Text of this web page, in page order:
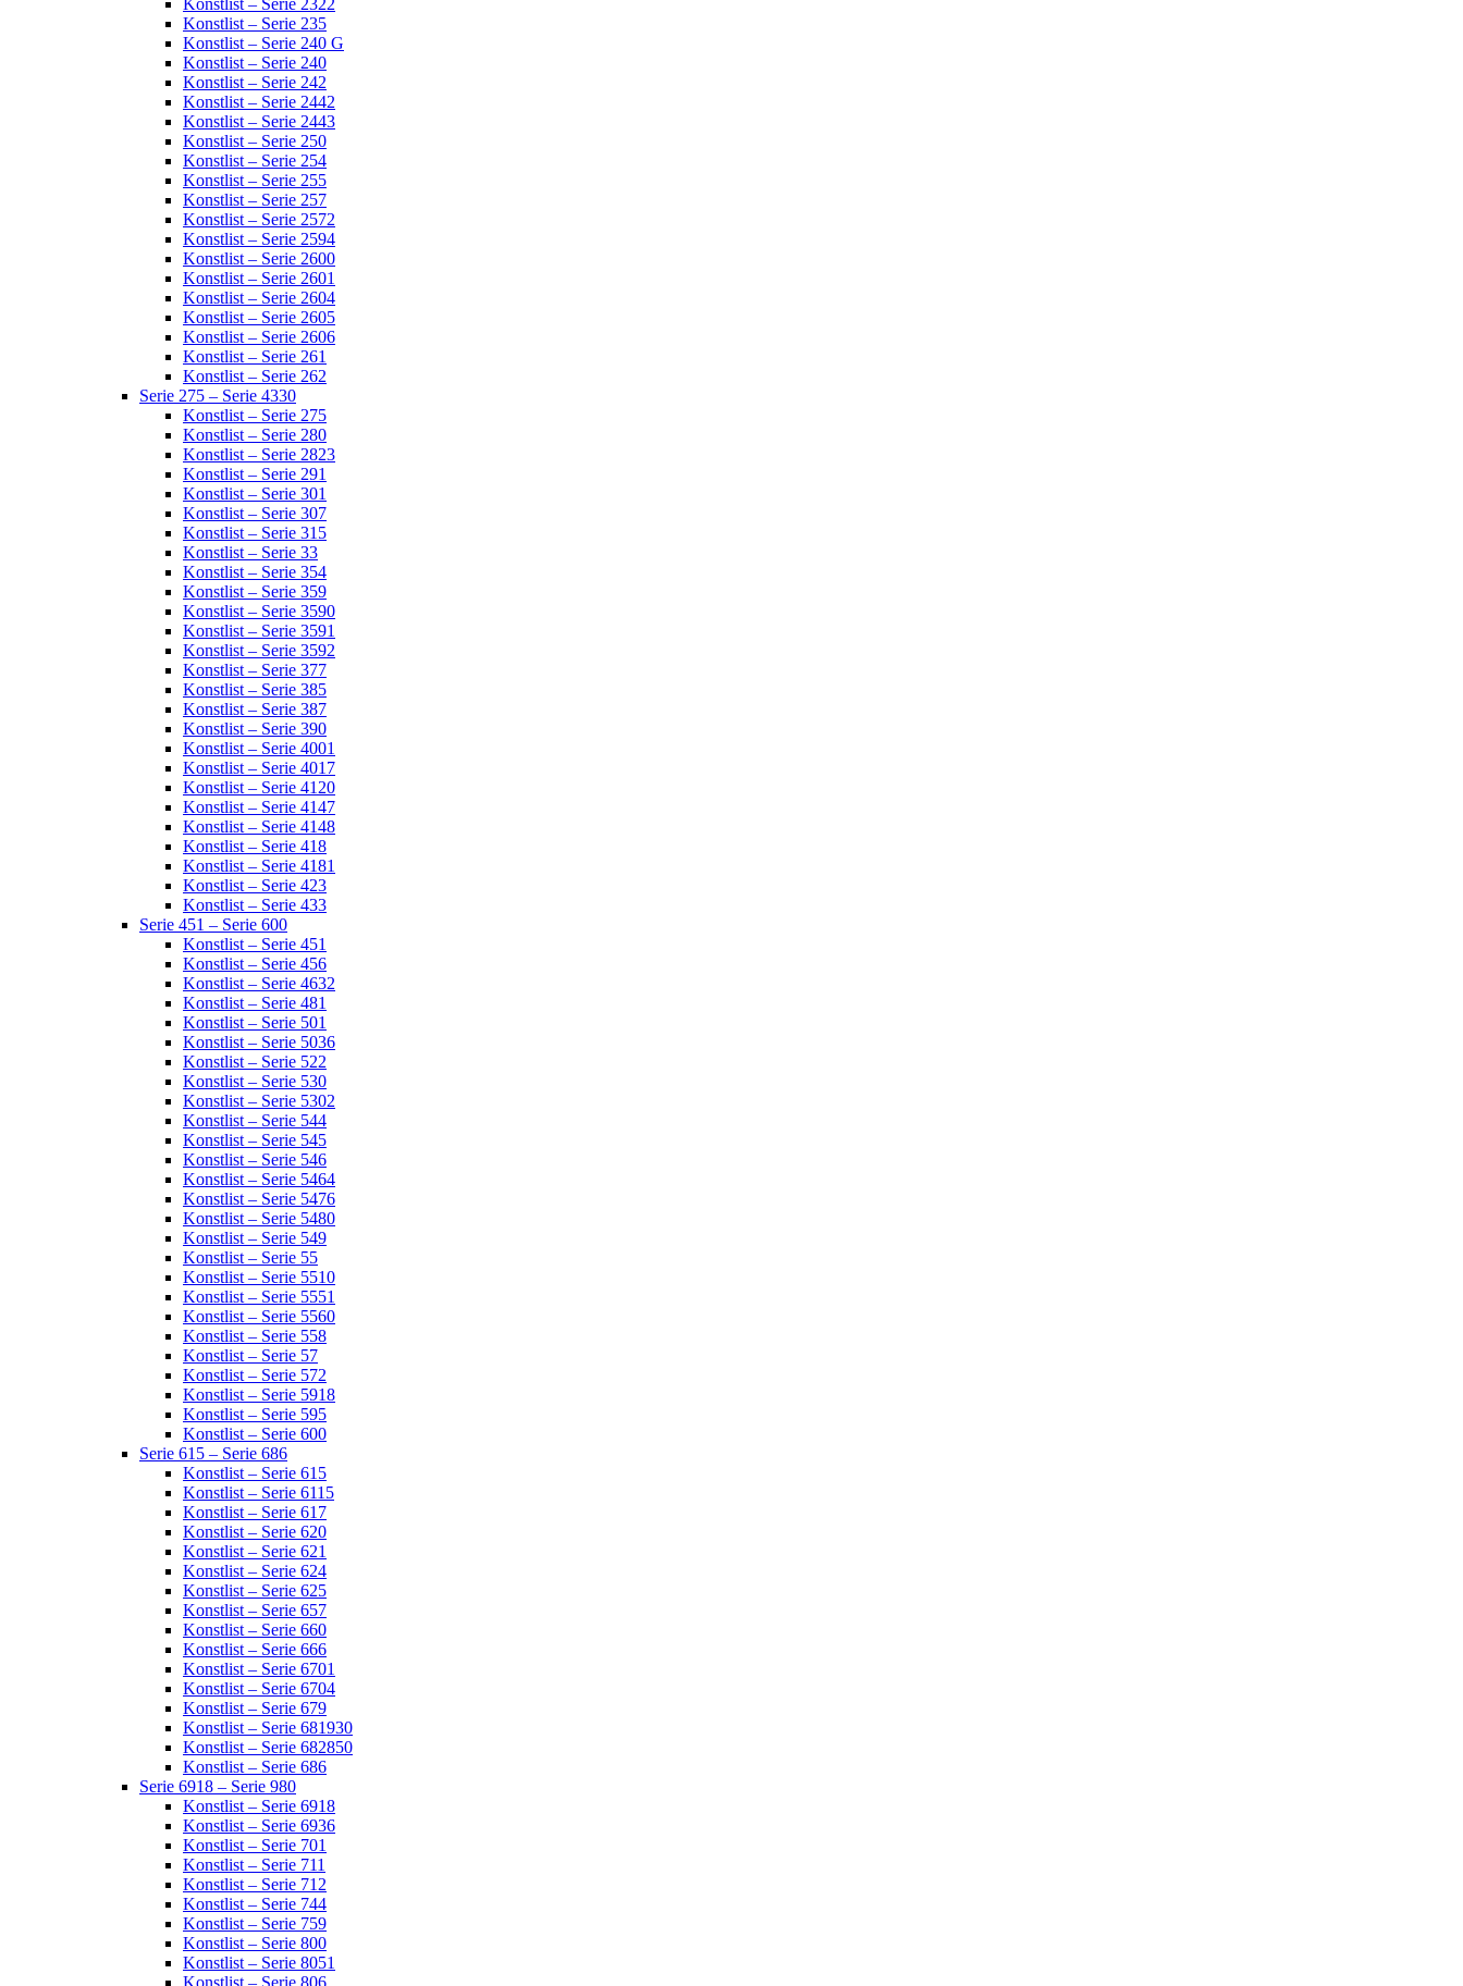
Konstlist – Serie 2322
Konstlist – Serie 235
Konstlist – Serie 240 G
Konstlist – Serie 240
Konstlist – Serie 242
Konstlist – Serie 2442
Konstlist – Serie 2443
Konstlist – Serie 250
Konstlist – Serie 254
Konstlist – Serie 255
Konstlist – Serie 257
Konstlist – Serie 2572
Konstlist – Serie 2594
Konstlist – Serie 2600
Konstlist – Serie 2601
Konstlist – Serie 2604
Konstlist – Serie 2605
Konstlist – Serie 2606
Konstlist – Serie 261
Konstlist – Serie 262
Serie 275 – Serie 4330
Konstlist – Serie 275
Konstlist – Serie 280
Konstlist – Serie 2823
Konstlist – Serie 291
Konstlist – Serie 301
Konstlist – Serie 307
Konstlist – Serie 315
Konstlist – Serie 33
Konstlist – Serie 354
Konstlist – Serie 359
Konstlist – Serie 3590
Konstlist – Serie 3591
Konstlist – Serie 3592
Konstlist – Serie 377
Konstlist – Serie 385
Konstlist – Serie 387
Konstlist – Serie 390
Konstlist – Serie 4001
Konstlist – Serie 4017
Konstlist – Serie 4120
Konstlist – Serie 4147
Konstlist – Serie 4148
Konstlist – Serie 418
Konstlist – Serie 4181
Konstlist – Serie 423
Konstlist – Serie 433
Serie 451 – Serie 600
Konstlist – Serie 451
Konstlist – Serie 456
Konstlist – Serie 4632
Konstlist – Serie 481
Konstlist – Serie 501
Konstlist – Serie 5036
Konstlist – Serie 522
Konstlist – Serie 530
Konstlist – Serie 5302
Konstlist – Serie 544
Konstlist – Serie 545
Konstlist – Serie 546
Konstlist – Serie 5464
Konstlist – Serie 5476
Konstlist – Serie 5480
Konstlist – Serie 549
Konstlist – Serie 55
Konstlist – Serie 5510
Konstlist – Serie 5551
Konstlist – Serie 5560
Konstlist – Serie 558
Konstlist – Serie 57
Konstlist – Serie 572
Konstlist – Serie 5918
Konstlist – Serie 595
Konstlist – Serie 600
Serie 615 – Serie 686
Konstlist – Serie 615
Konstlist – Serie 6115
Konstlist – Serie 617
Konstlist – Serie 620
Konstlist – Serie 621
Konstlist – Serie 624
Konstlist – Serie 625
Konstlist – Serie 657
Konstlist – Serie 660
Konstlist – Serie 666
Konstlist – Serie 6701
Konstlist – Serie 6704
Konstlist – Serie 679
Konstlist – Serie 681930
Konstlist – Serie 682850
Konstlist – Serie 686
Serie 6918 – Serie 980
Konstlist – Serie 6918
Konstlist – Serie 6936
Konstlist – Serie 701
Konstlist – Serie 711
Konstlist – Serie 712
Konstlist – Serie 744
Konstlist – Serie 759
Konstlist – Serie 800
Konstlist – Serie 8051
Konstlist – Serie 806